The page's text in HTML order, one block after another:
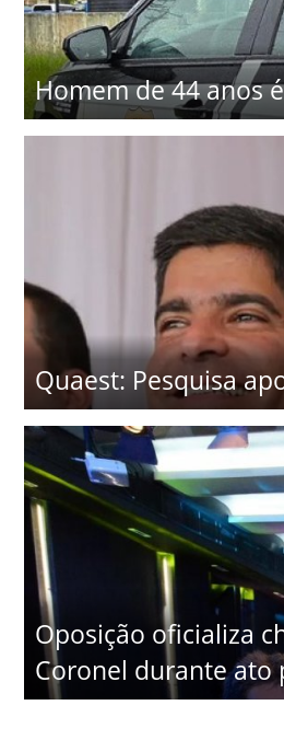
Homem de 44 anos
Quaest: Pesquisa
Oposição oficializa
Coronel durante ato